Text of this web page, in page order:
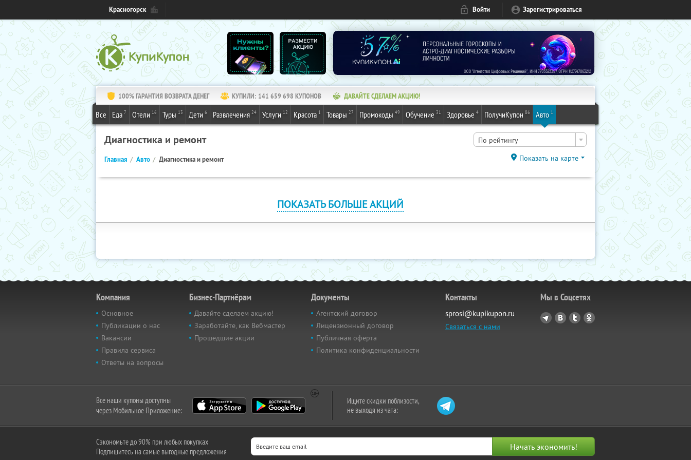
Красногорск Войти Зарегистрироваться
100% ГАРАНТИЯ ВОЗВРАТА ДЕНЕГ КУПИЛИ: 141 659 698 КУПОНОВ ДАВАЙТЕ СДЕЛАЕМ АКЦИЮ!
Все Еда 7 Отели 16 Туры 13 Дети 6 Развлечения 24 Услуги 12 Красота 1 Товары 27 Промокоды 49 Обучение 31 Здоровье 4 ПолучиКупон 86 Авто 1
Диагностика и ремонт По рейтингу
Главная Авто Диагностика и ремонт Показать на карте
ПОКАЗАТЬ БОЛЬШЕ АКЦИЙ
Компания
Основное
Публикации о нас
Вакансии
Правила сервиса
Ответы на вопросы
Бизнес-Партнёрам
Давайте сделаем акцию!
Заработайте, как Вебмастер
Прошедшие акции
Документы
Агентский договор
Лицензионный договор
Публичная оферта
Политика конфиденциальности
Контакты
sprosi@kupikupon.ru
Связаться с нами
Мы в Соцсетях
Все наши купоны доступны
через Мобильное Приложение:
Ищите скидки поблизости,
не выходя из чата:
Сэкономьте до 90% при любых покупках
Подпишитесь на самые выгодные предложения